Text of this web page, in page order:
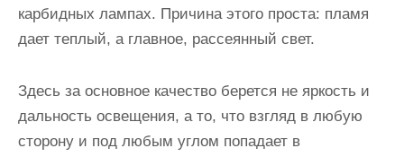
карбидных лампах. Причина этого проста: пламя
дает теплый, а главное, рассеянный свет.
Здесь за основное качество берется не яркость и
дальность освещения, а то, что взгляд в любую
сторону и под любым углом попадает в